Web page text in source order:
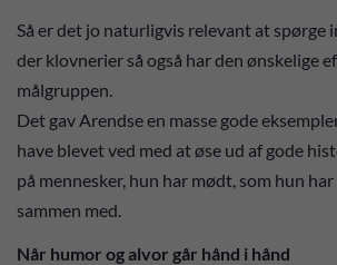
Så er det jo naturligvis relevant at spørge
der klovnerier så også har den ønskelige
målgruppen.
Det gav Arendse en masse gode
have blevet ved med at øse ud af gode
på mennesker, hun har mødt, som hun
sammen med.
Når humor og alvor går hånd i hånd